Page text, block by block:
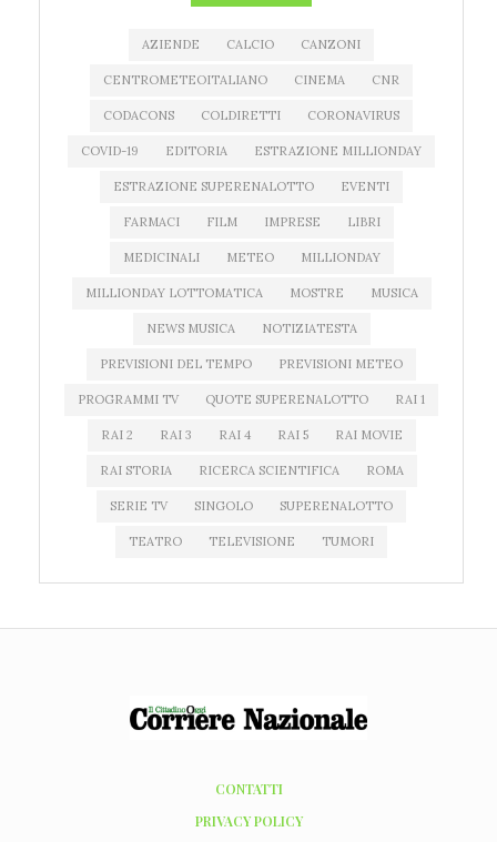
AZIENDE CALCIO CANZONI
CENTROMETEOITALIANO CINEMA CNR
CODACONS COLDIRETTI CORONAVIRUS
COVID-19 EDITORIA ESTRAZIONE MILLIONDAY
ESTRAZIONE SUPERENALOTTO EVENTI
FARMACI FILM IMPRESE LIBRI
MEDICINALI METEO MILLIONDAY
MILLIONDAY LOTTOMATICA MOSTRE MUSICA
NEWS MUSICA NOTIZIATESTA
PREVISIONI DEL TEMPO PREVISIONI METEO
PROGRAMMI TV QUOTE SUPERENALOTTO RAI 1
RAI 2 RAI 3 RAI 4 RAI 5 RAI MOVIE
RAI STORIA RICERCA SCIENTIFICA ROMA
SERIE TV SINGOLO SUPERENALOTTO
TEATRO TELEVISIONE TUMORI
CONTATTI
PRIVACY POLICY